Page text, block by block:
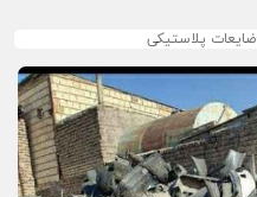
ضایعات پلاستیکی